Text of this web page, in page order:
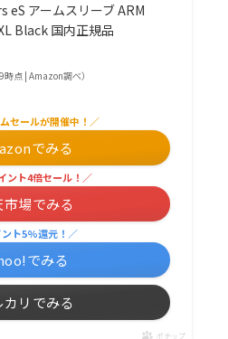
アームスリーブ ARM
Black 国内正規品
点 | Amazon調べ）
セールが開催中！／
でみる
ント4倍セール！／
市場でみる
ト5%還元！／
でみる
カリでみる
ポチップ